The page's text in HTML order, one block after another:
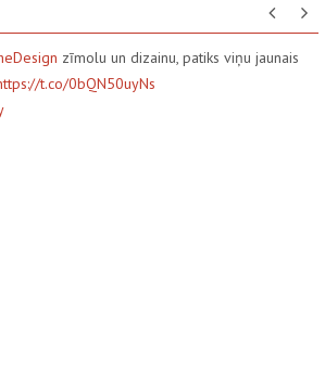
zīmolu un dizainu, patiks viņu jaunais
t.co/0bQN50uyNs